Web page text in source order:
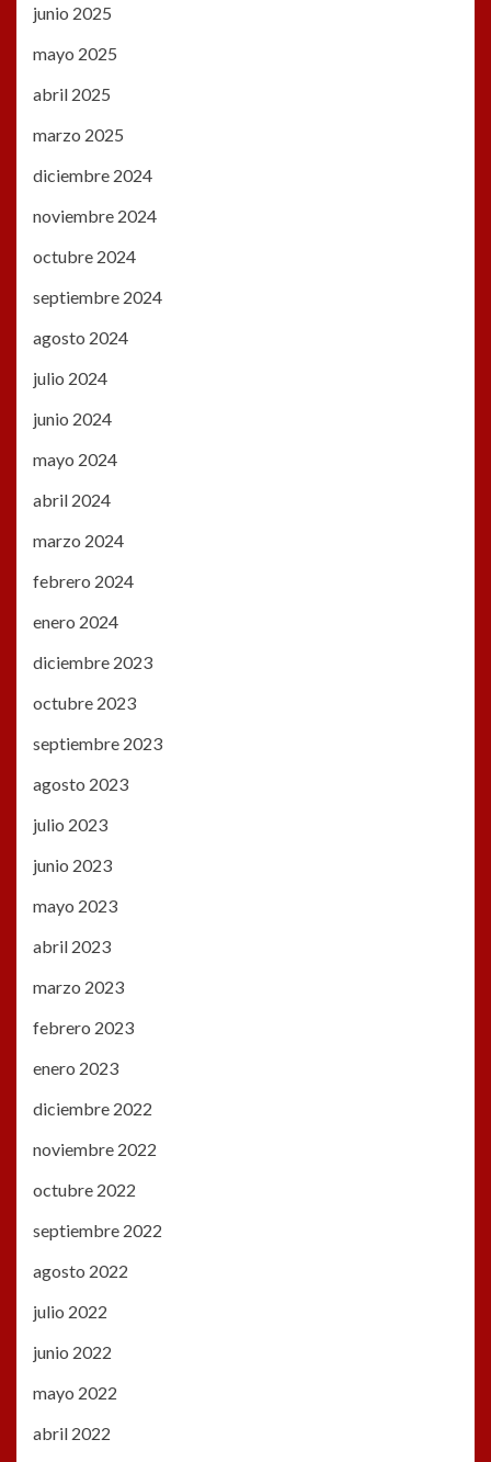
junio 2025
mayo 2025
abril 2025
marzo 2025
diciembre 2024
noviembre 2024
octubre 2024
septiembre 2024
agosto 2024
julio 2024
junio 2024
mayo 2024
abril 2024
marzo 2024
febrero 2024
enero 2024
diciembre 2023
octubre 2023
septiembre 2023
agosto 2023
julio 2023
junio 2023
mayo 2023
abril 2023
marzo 2023
febrero 2023
enero 2023
diciembre 2022
noviembre 2022
octubre 2022
septiembre 2022
agosto 2022
julio 2022
junio 2022
mayo 2022
abril 2022